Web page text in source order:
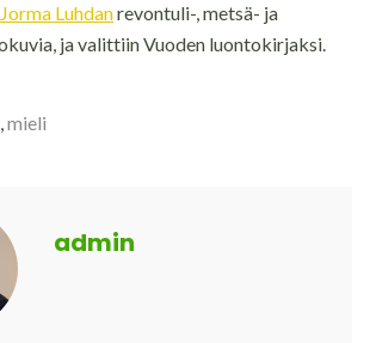
Jorma Luhdanrevontuli-, metsä- ja
ja valittiin Vuoden luontokirjaksi.
,mieli
admin